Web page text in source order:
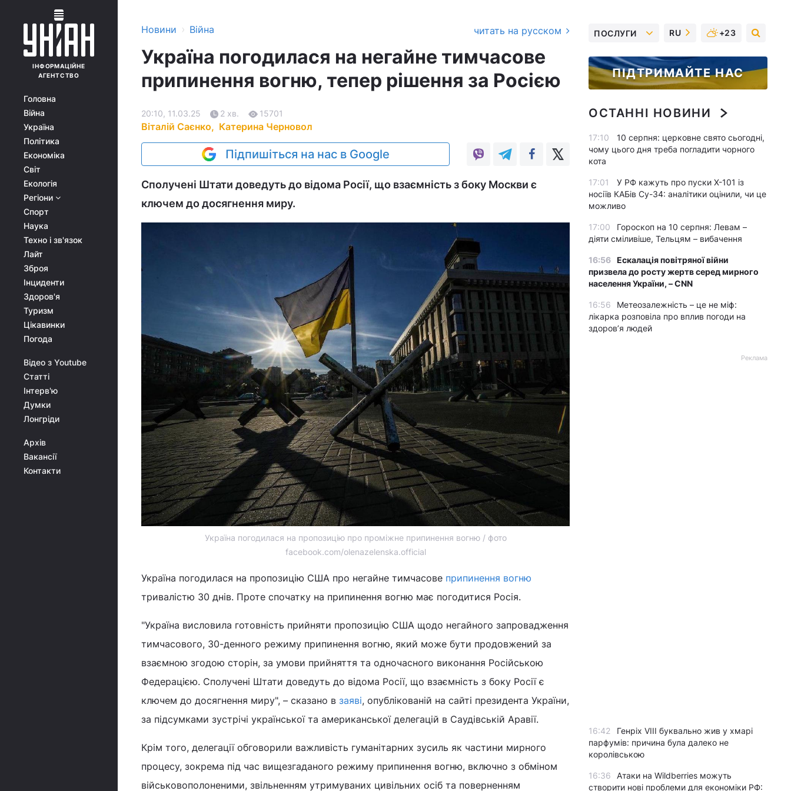
ІНФОРМАЦІЙНЕ
АГЕНТСТВО
Головна
Війна
Україна
Політика
Економіка
Світ
Екологія
Регіони
Спорт
Наука
Техно і зв'язок
Лайт
Зброя
Інциденти
Здоров'я
Туризм
Цікавинки
Погода
Відео з Youtube
Статті
Інтерв'ю
Думки
Лонгріди
Архів
Вакансії
Контакти
Новини › Війна читать на русском
Україна погодилася на негайне тимчасове
припинення вогню, тепер рішення за Росією
Віталій Саєнко, Катерина Черновол
20:10, 11.03.25 2 хв. 15701
Підпишіться на нас в Google
Сполучені Штати доведуть до відома Росії, що взаємність з боку Москви є
ключем до досягнення миру.
Україна погодилася на пропозицію про проміжне припинення вогню / фото
facebook.com/olenazelenska.official
Україна погодилася на пропозицію США про негайне тимчасове припинення вогню
тривалістю 30 днів. Проте спочатку на припинення вогню має погодитися Росія.
"Україна висловила готовність прийняти пропозицію США щодо негайного запровадження
тимчасового, 30-денного режиму припинення вогню, який може бути продовжений за
взаємною згодою сторін, за умови прийняття та одночасного виконання Російською
Федерацією. Сполучені Штати доведуть до відома Росії, що взаємність з боку Росії є
ключем до досягнення миру", – сказано в заяві, опублікованій на сайті президента України,
за підсумками зустрічі української та американської делегацій в Саудівській Аравії.
Крім того, делегації обговорили важливість гуманітарних зусиль як частини мирного
процесу, зокрема під час вищезгаданого режиму припинення вогню, включно з обміном
військовополоненими, звільненням утримуваних цивільних осіб та поверненням
ПОСЛУГИ RU +23
ПІДТРИМАЙТЕ НАС
ОСТАННІ НОВИНИ
17:10
10 серпня: церковне свято сьогодні,
чому цього дня треба погладити чорного
кота
17:01
У РФ кажуть про пуски Х-101 із
носіїв КАБів Су-34: аналітики оцінили, чи це
можливо
17:00
Гороскоп на 10 серпня: Левам –
діяти сміливіше, Тельцям – вибачення
16:56 Ескалація повітряної війни
призвела до росту жертв серед мирного
населення України, – CNN
16:56
Метеозалежність – це не міф:
лікарка розповіла про вплив погоди на
здоров’я людей
Реклама
16:42
Генріх VIII буквально жив у хмарі
парфумів: причина була далеко не
королівською
16:36
Атаки на Wildberries можуть
створити нові проблеми для економіки РФ: